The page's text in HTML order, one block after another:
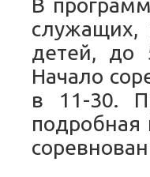
В
детей, до
Начало
в 11-30.